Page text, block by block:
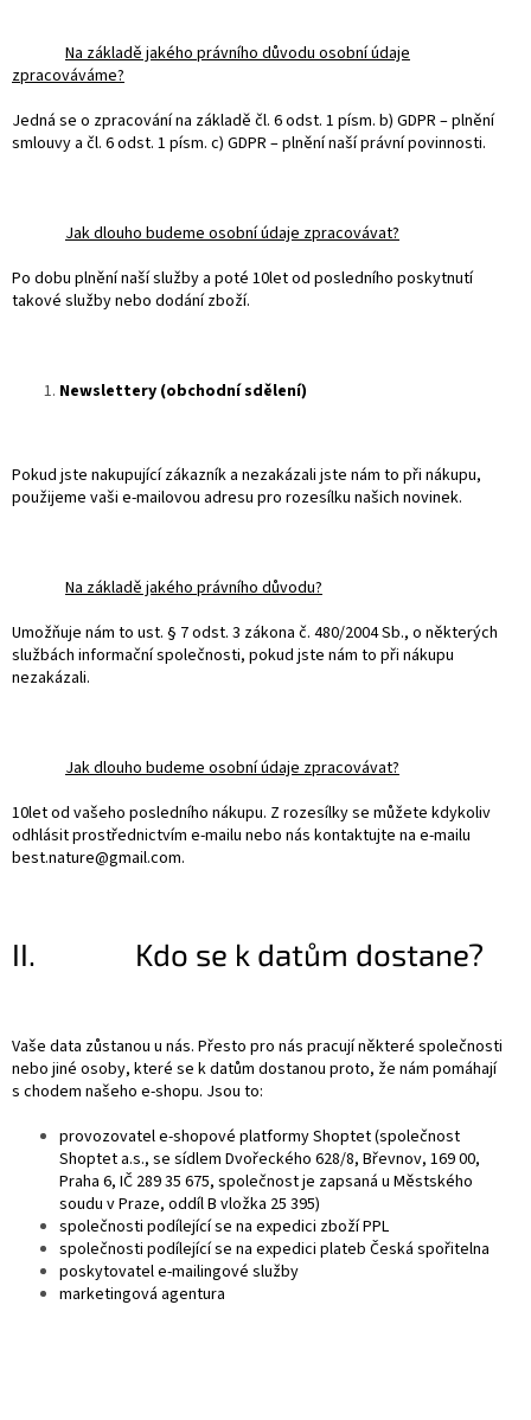
Na základě jakého právního důvodu osobní údaje
zpracováváme?
Jedná se o zpracování na základě čl. 6 odst. 1 písm. b) GDPR – plnění
smlouvy a čl. 6 odst. 1 písm. c) GDPR – plnění naší právní povinnosti.
Jak dlouho budeme osobní údaje zpracovávat?
Po dobu plnění naší služby a poté 10let od posledního poskytnutí
takové služby nebo dodání zboží.
Newslettery (obchodní sdělení)
Pokud jste nakupující zákazník a nezakázali jste nám to při nákupu,
použijeme vaši e-mailovou adresu pro rozesílku našich novinek.
Na základě jakého právního důvodu?
Umožňuje nám to ust. § 7 odst. 3 zákona č. 480/2004 Sb., o některých
službách informační společnosti, pokud jste nám to při nákupu
nezakázali.
Jak dlouho budeme osobní údaje zpracovávat?
10let od vašeho posledního nákupu. Z rozesílky se můžete kdykoliv
odhlásit prostřednictvím e-mailu nebo nás kontaktujte na e-mailu
best.nature@gmail.com.
II. Kdo se k datům dostane?
Vaše data zůstanou u nás. Přesto pro nás pracují některé společnosti
nebo jiné osoby, které se k datům dostanou proto, že nám pomáhají
s chodem našeho e-shopu. Jsou to:
provozovatel e-shopové platformy Shoptet (společnost
Shoptet a.s., se sídlem Dvořeckého 628/8, Břevnov, 169 00,
Praha 6, IČ 289 35 675, společnost je zapsaná u Městského
soudu v Praze, oddíl B vložka 25 395)
společnosti podílející se na expedici zboží PPL
společnosti podílející se na expedici plateb Česká spořitelna
poskytovatel e-mailingové služby
marketingová agentura